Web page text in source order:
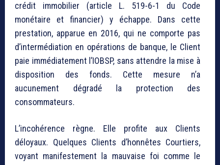
crédit immobilier (article L. 519-6-1 du Code
monétaire et financier) y échappe. Dans cette
prestation, apparue en 2016, qui ne comporte pas
d’intermédiation en opérations de banque, le Client
paie immédiatement l’IOBSP, sans attendre la mise à
disposition des fonds. Cette mesure n’a
aucunement dégradé la protection des
consommateurs.
L’incohérence règne. Elle profite aux Clients
déloyaux. Quelques Clients d’honnêtes Courtiers,
voyant manifestement la mauvaise foi comme le